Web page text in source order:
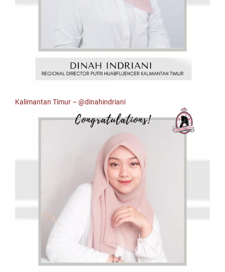
Kalimantan Timur – @dinahindriani